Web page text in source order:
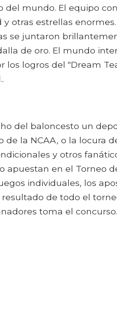
del mundo. El equipo
otras estrellas
se juntaron
de oro. El mundo
los logros del "Dream
del baloncesto un
de la NCAA, o la locura
y otros
en el Torneo
individuales, los
de todo el
toma el